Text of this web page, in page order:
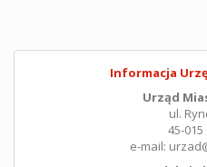
Informacja
Urząd
ul.
45-
e-mail: